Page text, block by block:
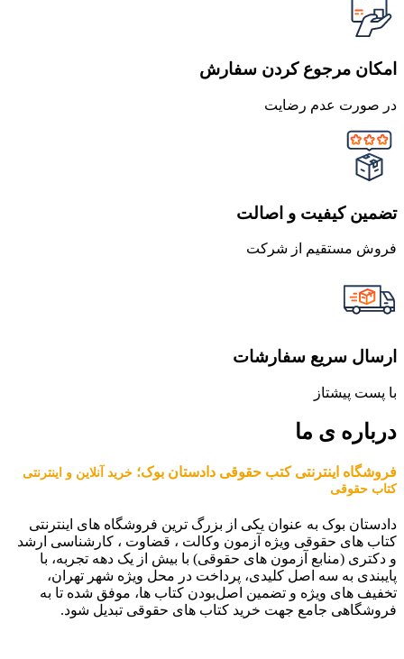
امکان مرجوع کردن سفارش
در صورت عدم رضایت
تضمین کیفیت و اصالت
فروش مستقیم از شرکت
ارسال سریع سفارشات
با پست پیشتاز
درباره ی ما
فروشگاه اینترنتی کتب حقوقی دادستان بوک؛ خرید آنلاین و اینترنتی
کتاب حقوقی
دادستان بوک به عنوان یکی از بزرگ ترین فروشگاه های اینترنتی
کتاب های حقوقی ویژه آزمون وکالت ، قضاوت ، کارشناسی ارشد
و دکتری (منابع آزمون های حقوقی) با بیش از یک دهه تجربه، با
پایبندی به سه اصل کلیدی، پرداخت در محل ویژه شهر تهران،
تخفیف های ویژه و تضمین اصل‌بودن کتاب ها، موفق شده تا به
فروشگاهی جامع جهت خرید کتاب های حقوقی تبدیل شود.